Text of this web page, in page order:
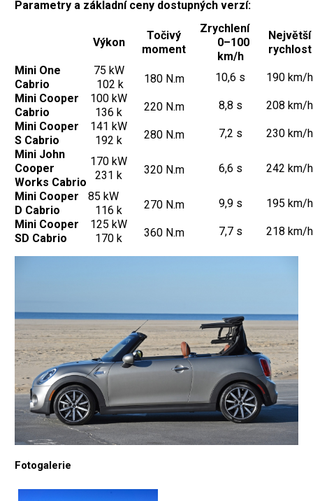
Parametry a základní ceny dostupných verzí:
Výkon
Točivý
moment
Zrychlení
0–100
km/h
Největší
rychlost
Mini One
Cabrio
75 kW
102 k
180 N.m 10,6 s
190 km/h
Mini Cooper
Cabrio
100 kW
136 k
220 N.m 8,8 s
208 km/h
Mini Cooper
S Cabrio
141 kW
192 k
280 N.m 7,2 s
230 km/h
Mini John
Cooper
Works Cabrio
170 kW
231 k
320 N.m 6,6 s 242 km/h
Mini Cooper
D Cabrio
85 kW
116 k
270 N.m 9,9 s
195 km/h
Mini Cooper
SD Cabrio
125 kW
170 k
360 N.m 7,7 s 218 km/h
Fotogalerie